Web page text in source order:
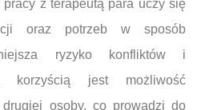
z terapeutą para uczy się
oraz potrzeb w sposób
ryzyko konfliktów i
korzyścią jest możliwość
drugiej osoby, co prowadzi do